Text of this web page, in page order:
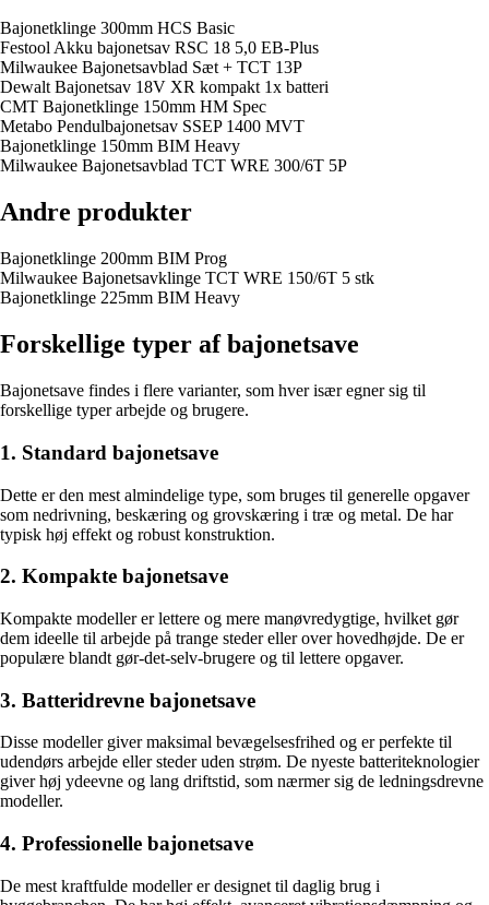
Bajonetklinge 300mm HCS Basic
Festool Akku bajonetsav RSC 18 5,0 EB-Plus
Milwaukee Bajonetsavblad Sæt + TCT 13P
Dewalt Bajonetsav 18V XR kompakt 1x batteri
CMT Bajonetklinge 150mm HM Spec
Metabo Pendulbajonetsav SSEP 1400 MVT
Bajonetklinge 150mm BIM Heavy
Milwaukee Bajonetsavblad TCT WRE 300/6T 5P
Andre produkter
Bajonetklinge 200mm BIM Prog
Milwaukee Bajonetsavklinge TCT WRE 150/6T 5 stk
Bajonetklinge 225mm BIM Heavy
Forskellige typer af bajonetsave
Bajonetsave findes i flere varianter, som hver især egner sig til
forskellige typer arbejde og brugere.
1. Standard bajonetsave
Dette er den mest almindelige type, som bruges til generelle opgaver
som nedrivning, beskæring og grovskæring i træ og metal. De har
typisk høj effekt og robust konstruktion.
2. Kompakte bajonetsave
Kompakte modeller er lettere og mere manøvredygtige, hvilket gør
dem ideelle til arbejde på trange steder eller over hovedhøjde. De er
populære blandt gør-det-selv-brugere og til lettere opgaver.
3. Batteridrevne bajonetsave
Disse modeller giver maksimal bevægelsesfrihed og er perfekte til
udendørs arbejde eller steder uden strøm. De nyeste batteriteknologier
giver høj ydeevne og lang driftstid, som nærmer sig de ledningsdrevne
modeller.
4. Professionelle bajonetsave
De mest kraftfulde modeller er designet til daglig brug i